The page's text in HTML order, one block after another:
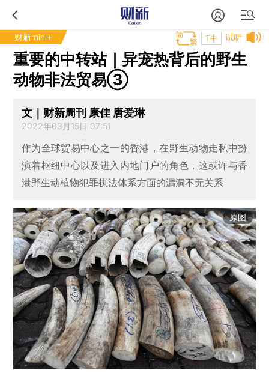
财新mini+ 试听
T中
重要的中转站｜异宠热背后的野生
动物非法贸易③
文｜财新周刊 康佳 唐爱琳
2022年03月15日 07:51
作为全球贸易中心之一的香港，在野生动物走私中扮
演着枢纽中心以及进入内地门户的角色，这或许与香
港野生动植物犯罪执法体系方面的漏洞不无关系
原图